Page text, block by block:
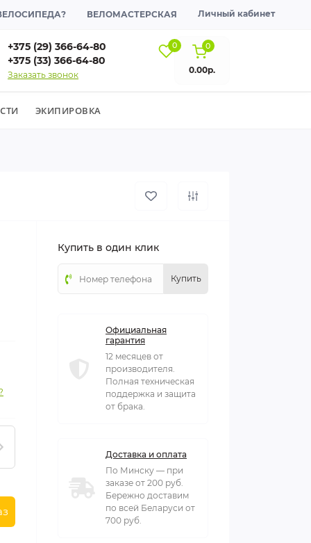
ВЕЛОМАСТЕРСКАЯ Личный кабинет
+375 (29) 366-64-80
+375 (33) 366-64-80
Заказать звонок
0 0
0.00р.
ЭКИПИРОВКА
Купить в один клик
Купить
Официальная
гарантия
12 месяцев от
производителя.
Полная техническая
поддержка и защита
от брака.
Доставка и оплата
По Минску — при
заказе от 200 руб.
Бережно доставим
по всей Беларуси от
700 руб.